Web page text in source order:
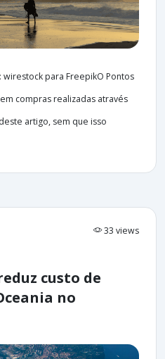
para FreepikO Pontos
compras realizadas através
artigo, sem que isso
33 views
custo de
no